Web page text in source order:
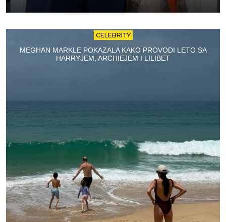
CELEBRITY
MEGHAN MARKLE POKAZALA KAKO PROVODI LETO SA
HARRYJEM, ARCHIEJEM I LILIBET